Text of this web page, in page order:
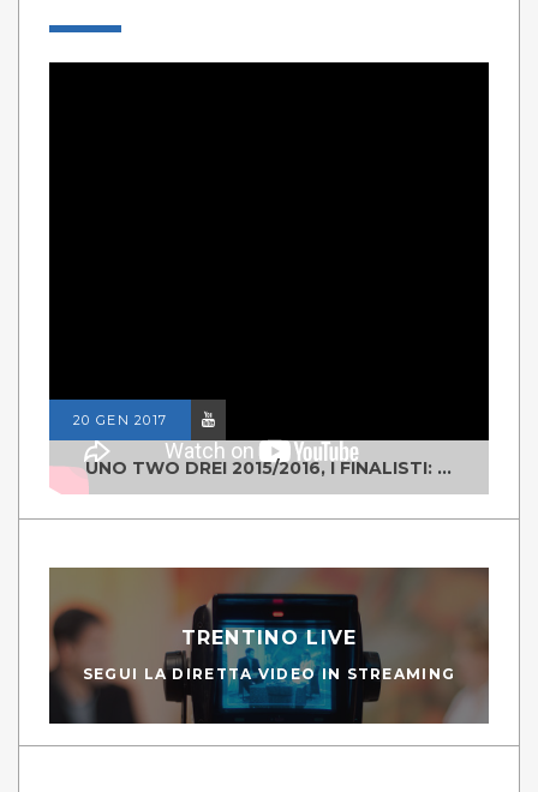
20 GEN 2017
UNO TWO DREI 2015/2016, I FINALISTI: CLASSE IV ALS ISTITUTO "DEGASPERI" BORGO VALSUGANA
TRENTINO LIVE
SEGUI LA DIRETTA VIDEO IN STREAMING